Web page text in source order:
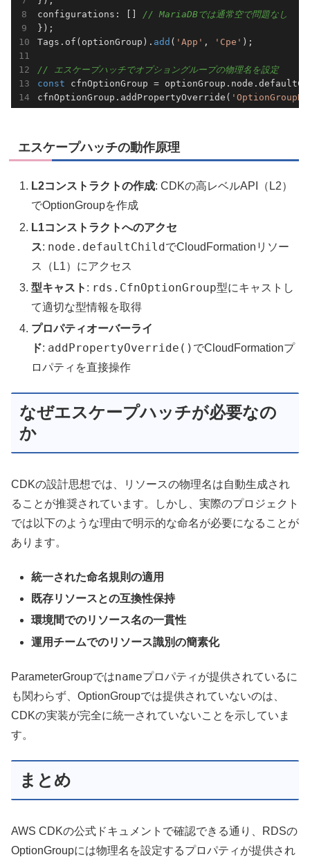
configurations: []
// MariaDBでは通常空で問題なし
});
Tags.of(optionGroup). add ( 'App' , 'Cpe' );
// エスケープハッチでオプショングループの物理名を設定
const cfnOptionGroup =
cfnOptionGroup.addPropertyOverride(
エスケープハッチの動作原理
L2コンストラクトの作成: CDKの高レベルAPI（L2）
でOptionGroupを作成
L1コンストラクトへのアクセ
ス: node.defaultChildでCloudFormationリソー
ス（L1）にアクセス
型キャスト : rds.CfnOptionGroup型にキャストし
て適切な型情報を取得
プロパティオーバーライ
ド: addPropertyOverride() でCloudFormationプ
ロパティを直接操作
なぜエスケープハッチが必要なの
か
CDKの設計思想では、リソースの物理名は自動生成され
ることが推奨されています。しかし、実際のプロジェクト
では以下のような理由で明示的な命名が必要になることが
あります。
統一された命名規則の適用
既存リソースとの互換性保持
環境間でのリソース名の一貫性
運用チームでのリソース識別の簡素化
ParameterGroupではnameプロパティが提供されているに
も関わらず、OptionGroupでは提供されていないのは、
CDKの実装が完全に統一されていないことを示していま
す。
まとめ
AWS CDKの公式ドキュメントで確認できる通り、RDSの
OptionGroupには物理名を設定するプロパティが提供され